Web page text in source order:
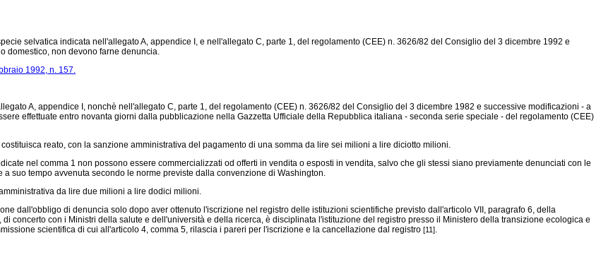
selvatica indicata nell'allegato A, appendice I, e nell'allegato C, parte 1, del regolamento (CEE) n. 3626/82 del Consiglio del 3 dicembre 1992 e
domestico, non devono farne denuncia.
1992, n. 157.
A, appendice I, nonchè nell'allegato C, parte 1, del regolamento (CEE) n. 3626/82 del Consiglio del 3 dicembre 1982 e successive modificazioni - a
effettuate entro novanta giorni dalla pubblicazione nella Gazzetta Ufficiale della Repubblica italiana - seconda serie speciale - del regolamento (CEE)
reato, con la sanzione amministrativa del pagamento di una somma da lire sei milioni a lire diciotto milioni.
nel comma 1 non possono essere commercializzati od offerti in vendita o esposti in vendita, salvo che gli stessi siano previamente denunciati con le
suo tempo avvenuta secondo le norme previste dalla convenzione di Washington.
da lire due milioni a lire dodici milioni.
dall'obbligo di denuncia solo dopo aver ottenuto l'iscrizione nel registro delle istituzioni scientifiche previsto dall'articolo VII, paragrafo 6, della
concerto con i Ministri della salute e dell'università e della ricerca, è disciplinata l'istituzione del registro presso il Ministero della transizione ecologica e
scientifica di cui all'articolo 4, comma 5, rilascia i pareri per l'iscrizione e la cancellazione dal registro [11].